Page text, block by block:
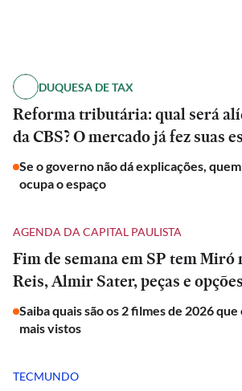
DUQUESA DE TAX
Reforma tributária: qual será
da CBS? O mercado já fez suas
Se o governo não dá explicações,
ocupa o espaço
AGENDA DA CAPITAL PAULISTA
Fim de semana em SP tem Miró
Reis, Almir Sater, peças e
Saiba quais são os 2 filmes de 2026
mais vistos
TECMUNDO